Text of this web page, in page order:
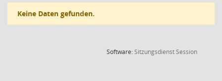
Keine Daten gefunden.
Software:SitzungsdienstSession(Wird in